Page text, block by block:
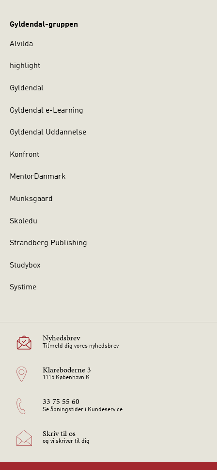
Gyldendal-gruppen
Alvilda
highlight
Gyldendal
Gyldendal e-Learning
Gyldendal Uddannelse
Konfront
MentorDanmark
Munksgaard
Skoledu
Strandberg Publishing
Studybox
Systime
Nyhedsbrev
Tilmeld dig vores nyhedsbrev
Klareboderne 3
1115 København K
33 75 55 60
Se åbningstider i Kundeservice
Skriv til os
og vi skriver til dig